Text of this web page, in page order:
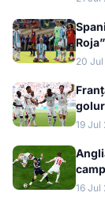
la
20
19 Jul
16 Jul